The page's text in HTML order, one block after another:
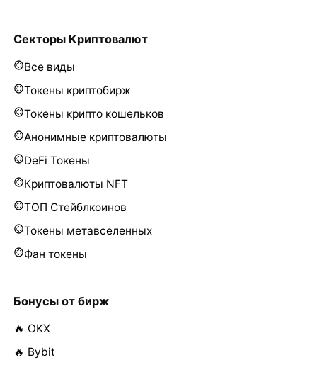
Секторы Криптовалют
Все виды
Токены криптобирж
Токены крипто кошельков
Анонимные криптовалюты
DeFi Токены
Криптовалюты NFT
ТОП Стейблкоинов
Токены метавселенных
Фан токены
Бонусы от бирж
🔥 OKX
🔥 Bybit